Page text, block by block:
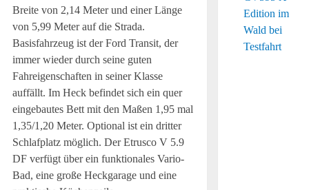
Breite von 2,14 Meter und einer Länge
von 5,99 Meter auf die Strada.
Basisfahrzeug ist der Ford Transit, der
immer wieder durch seine guten
Fahreigenschaften in seiner Klasse
auffällt. Im Heck befindet sich ein quer
eingebautes Bett mit den Maßen 1,95 mal
1,35/1,20 Meter. Optional ist ein dritter
Schlafplatz möglich. Der Etrusco V 5.9
DF verfügt über ein funktionales Vario-
Bad, eine große Heckgarage und eine